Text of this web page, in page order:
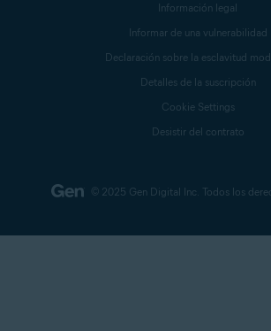
© 2025 Gen Digital Inc. Todos los
Información legal
Informar de una vulnerabilidad
Declaración sobre la esclavitud
Detalles de la suscripción
Cookie Settings
Desistir del contrato